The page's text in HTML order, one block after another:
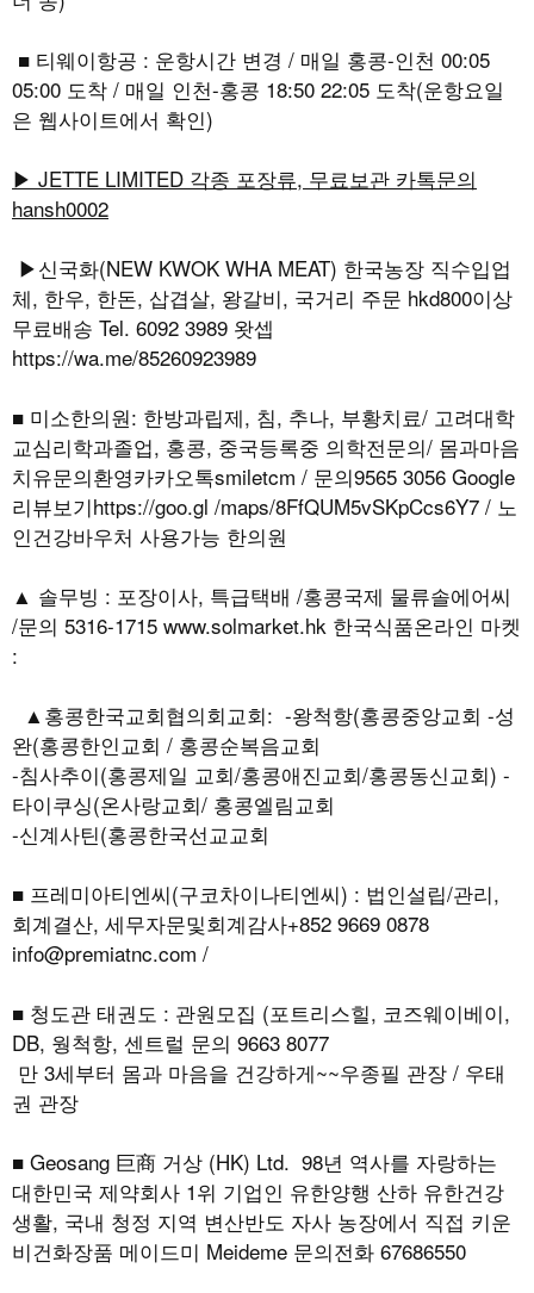
■ 티웨이항공 : 운항시간 변경 / 매일 홍콩-인천 00:05
05:00 도착 / 매일 인천-홍콩 18:50 22:05 도착(운항요일
은 웹사이트에서 확인)
▶ JETTE LIMITED 각종 포장류, 무료보관 카톡문의
hansh0002
▶신국화(NEW KWOK WHA MEAT) 한국농장 직수입업
체, 한우, 한돈, 삽겹살, 왕갈비, 국거리 주문 hkd800이상
무료배송 Tel. 6092 3989 왓셉
https://wa.me/85260923989
■ 미소한의원: 한방과립제, 침, 추나, 부황치료/ 고려대학
교심리학과졸업, 홍콩, 중국등록중 의학전문의/ 몸과마음
치유문의환영카카오톡smiletcm / 문의9565 3056 Google
리뷰보기https://goo.gl /maps/8FfQUM5vSKpCcs6Y7 / 노
인건강바우처 사용가능 한의원
▲ 솔무빙 : 포장이사, 특급택배 /홍콩국제 물류솔에어씨
/문의 5316-1715 www.solmarket.hk 한국식품온라인 마켓
:
▲홍콩한국교회협의회교회: -왕척항(홍콩중앙교회 -성
완(홍콩한인교회 / 홍콩순복음교회
-침사추이(홍콩제일 교회/홍콩애진교회/홍콩동신교회) -
타이쿠싱(온사랑교회/ 홍콩엘림교회
-신계사틴(홍콩한국선교교회
■ 프레미아티엔씨(구코차이나티엔씨) : 법인설립/관리,
회계결산, 세무자문및회계감사+852 9669 0878
info@premiatnc.com /
■ 청도관 태권도 : 관원모집 (포트리스힐, 코즈웨이베이,
DB, 웡척항, 센트럴 문의 9663 8077
만 3세부터 몸과 마음을 건강하게~~우종필 관장 / 우태
권 관장
■ Geosang 巨商 거상 (HK) Ltd. 98년 역사를 자랑하는
대한민국 제약회사 1위 기업인 유한양행 산하 유한건강
생활, 국내 청정 지역 변산반도 자사 농장에서 직접 키운
비건화장품 메이드미 Meideme 문의전화 67686550